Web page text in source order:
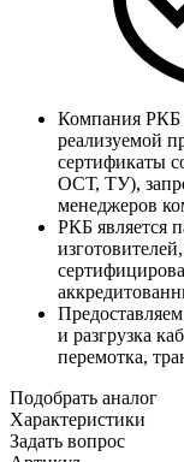
Компания РКБ
реализуемой
сертификаты
ОСТ, ТУ),
менеджеров
РКБ является
и разгрузка
перемотка,
Подобрать аналог
Характеристики
Задать вопрос